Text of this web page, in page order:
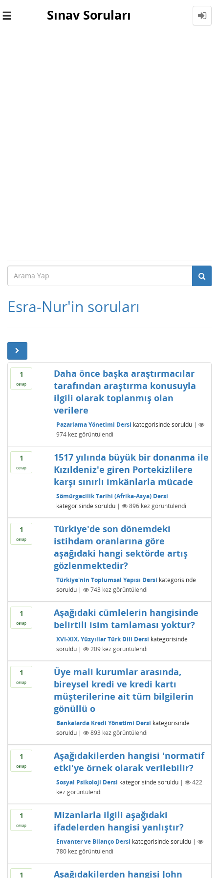
Toggle
Sınav Soruları
Esra-Nur'in soruları
1
cevap
Daha önce başka araştırmacılar
tarafından araştırma konusuyla
ilgili olarak toplanmış olan
verilere
Pazarlama Yönetimi Dersi kategorisinde soruldu |
974kez görüntülendi
1
cevap
1517 yılında büyük bir donanma ile
Kızıldeniz'e giren Portekizlilere
karşı sınırlı imkânlarla mücade
Sömürgecilik Tarihi (Afrika-Asya) Dersi
kategorisinde soruldu | 896kez görüntülendi
1
cevap
Türkiye'de son dönemdeki
istihdam oranlarına göre
aşağıdaki hangi sektörde artış
gözlenmektedir?
Türkiye'nin Toplumsal Yapısı Dersi kategorisinde
soruldu | 743 kez görüntülendi
1
cevap
Aşağıdaki cümlelerin hangisinde
belirtili isim tamlaması yoktur?
XVI-XIX. Yüzyıllar Türk Dili Dersi kategorisinde
soruldu | 209kez görüntülendi
1
cevap
Üye mali kurumlar arasında,
bireysel kredi ve kredi kartı
müşterilerine ait tüm bilgilerin
gönüllü o
Bankalarda Kredi Yönetimi Dersi kategorisinde
soruldu | 893 kez görüntülendi
1
cevap
Aşağıdakilerden hangisi 'normatif
etki'ye örnek olarak verilebilir?
Sosyal Psikoloji Dersi kategorisinde soruldu |
422
kez görüntülendi
1
cevap
Mizanlarla ilgili aşağıdaki
ifadelerden hangisi yanlıştır?
Envanter ve Bilanço Dersi kategorisinde soruldu |
780kez görüntülendi
1 Aşağıdakilerden hangisi John